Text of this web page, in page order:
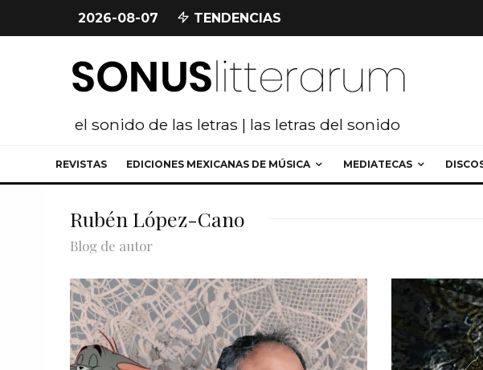
2026-08-07 TENDENCIAS
el sonido de las letras | las letras del sonido
REVISTAS EDICIONES MEXICANAS DE MÚSICA MEDIATECAS
Rubén López-Cano
Blog de autor